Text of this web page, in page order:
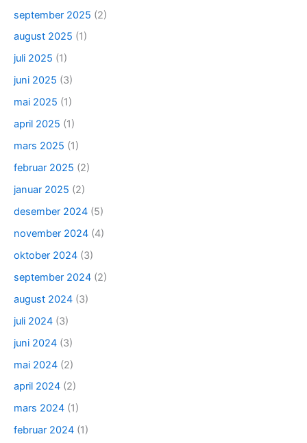
september 2025 (2)
august 2025 (1)
juli 2025 (1)
juni 2025 (3)
mai 2025 (1)
april 2025 (1)
mars 2025 (1)
februar 2025 (2)
januar 2025 (2)
desember 2024 (5)
november 2024 (4)
oktober 2024 (3)
september 2024 (2)
august 2024 (3)
juli 2024 (3)
juni 2024 (3)
mai 2024 (2)
april 2024 (2)
mars 2024 (1)
februar 2024 (1)